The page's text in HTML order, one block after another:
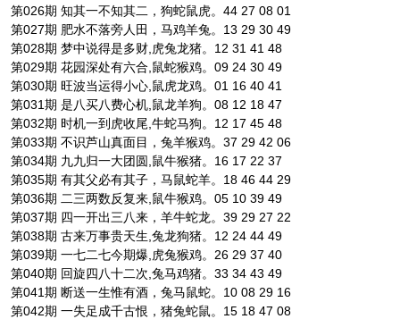
第026期 知其一不知其二，狗蛇鼠虎。44 27 08 01
第027期 肥水不落旁人田，马鸡羊兔。13 29 30 49
第028期 梦中说得是多财,虎兔龙猪。12 31 41 48
第029期 花园深处有六合,鼠蛇猴鸡。09 24 30 49
第030期 旺波当运得小心,鼠虎龙鸡。01 16 40 41
第031期 是八买八费心机,鼠龙羊狗。08 12 18 47
第032期 时机一到虎收尾,牛蛇马狗。12 17 45 48
第033期 不识芦山真面目，兔羊猴鸡。37 29 42 06
第034期 九九归一大团圆,鼠牛猴猪。16 17 22 37
第035期 有其父必有其子，马鼠蛇羊。18 46 44 29
第036期 二三两数反复来,鼠牛猴鸡。05 10 39 49
第037期 四一开出三八来，羊牛蛇龙。39 29 27 22
第038期 古来万事贵天生,兔龙狗猪。12 24 44 49
第039期 一七二七今期爆,虎兔猴鸡。26 29 37 40
第040期 回旋四八十二次,兔马鸡猪。33 34 43 49
第041期 断送一生惟有酒，兔马鼠蛇。10 08 29 16
第042期 一失足成千古恨，猪兔蛇鼠。15 18 47 08